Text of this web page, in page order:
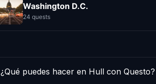
Washington D.C.
24 quests
¿Qué puedes hacer en Hull con Questo?